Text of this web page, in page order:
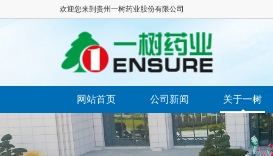
欢迎您来到贵州一树药业股份有限公司
网站首页 公司新闻 关于一树